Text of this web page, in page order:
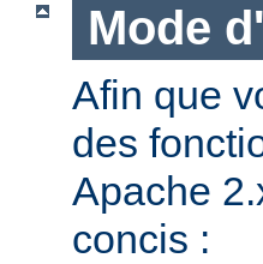
Mode
Afin que
des
Apache
concis :